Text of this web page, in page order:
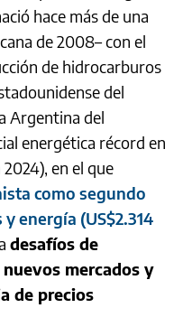
hace más de una
de 2008– con el
de hidrocarburos
del
Argentina del
energética récord en
en el que
como segundo
energía (US$2.314
desafíos de
mercados y
de precios